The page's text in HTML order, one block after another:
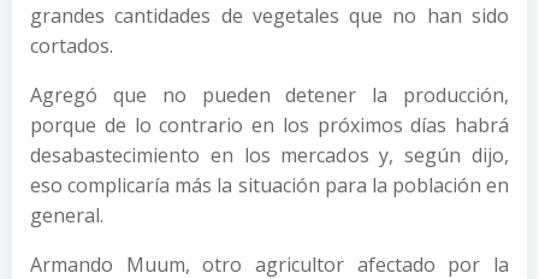
grandes cantidades de vegetales que no han sido
cortados.
Agregó que no pueden detener la producción,
porque de lo contrario en los próximos días habrá
desabastecimiento en los mercados y, según dijo,
eso complicaría más la situación para la población en
general.
Armando Muum, otro agricultor afectado por la